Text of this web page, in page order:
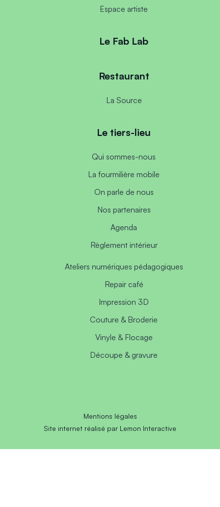
Espace artiste
Le Fab Lab
Restaurant
La Source
Le tiers-lieu
Qui sommes-nous
La fourmilière mobile
On parle de nous
Nos partenaires
Agenda
Règlement intérieur
Ateliers numériques pédagogiques
Repair café
Impression 3D
Couture & Broderie
Vinyle & Flocage
Découpe & gravure
Mentions légales
Site internet réalisé par Lemon Interactive